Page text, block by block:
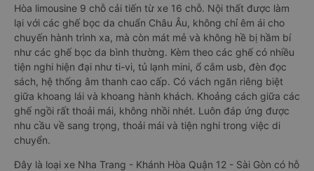
Hòa limousine 9 chỗ cải tiến từ xe 16 chỗ. Nội thất được làm
lại với các ghế bọc da chuẩn Châu Âu, không chỉ êm ái cho
chuyến hành trình xa, mà còn mát mẻ và không hề bị hầm bí
như các ghế bọc da bình thường. Kèm theo các ghế có nhiều
tiện nghi hiện đại như ti-vi, tủ lạnh mini, ổ cắm usb, đèn đọc
sách, hệ thống âm thanh cao cấp. Có vách ngăn riêng biệt
giữa khoang lái và khoang hành khách. Khoảng cách giữa các
ghế ngồi rất thoải mái, không nhồi nhét. Luôn đáp ứng được
nhu cầu về sang trọng, thoải mái và tiện nghi trong việc di
chuyển.
Đây là loại xe Nha Trang - Khánh Hòa Quận 12 - Sài Gòn có hỗ